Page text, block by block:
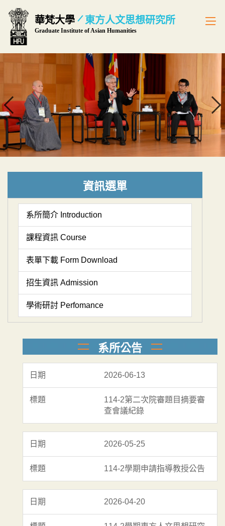
跳
到
主
要
內
華梵大學 東方人文思想研究所
Graduate Institute of Asian Humanities
資訊選單
系所簡介 Introduction
課程資訊 Course
表單下載 Form Download
招生資訊 Admission
學術研討 Perfomance
系所公告
2026-06-13
114-2第二次院審題目摘要審
查會議紀錄
2026-05-25
114-2學期申請指導教授公告
2026-04-20